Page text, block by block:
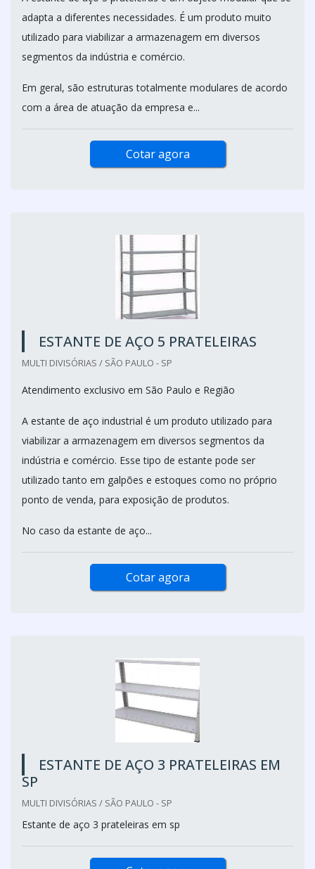
adapta a diferentes necessidades. É um produto muito
utilizado para viabilizar a armazenagem em diversos
segmentos da indústria e comércio.
Em geral, são estruturas totalmente modulares de acordo
com a área de atuação da empresa e...
Cotar agora
ESTANTE DE AÇO 5 PRATELEIRAS
MULTI DIVISÓRIAS / SÃO PAULO - SP
Atendimento exclusivo em São Paulo e Região
A estante de aço industrial é um produto utilizado para
viabilizar a armazenagem em diversos segmentos da
indústria e comércio. Esse tipo de estante pode ser
utilizado tanto em galpões e estoques como no próprio
ponto de venda, para exposição de produtos.
No caso da estante de aço...
Cotar agora
ESTANTE DE AÇO 3 PRATELEIRAS EM
SP
MULTI DIVISÓRIAS / SÃO PAULO - SP
Estante de aço 3 prateleiras em sp